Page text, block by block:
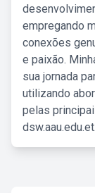
empregando
conexões
e paixão.
sua jornada
utilizando
pelas
dsw.aau.edu.et.